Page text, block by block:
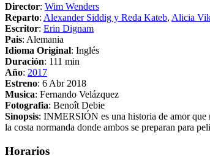
Director: Wim Wenders
Reparto: Alexander Siddig y Reda Kateb, Alicia
Escritor: Erin Dignam
Pais: Alemania
Idioma Original: Inglés
Duración: 111 min
Año: 2017
Estreno: 6 Abr 2018
Musica: Fernando Velázquez
Fotografia: Benoît Debie
Sinopsis: INMERSIÓN es una historia de amor que
la costa normanda donde ambos se preparan para
Horarios